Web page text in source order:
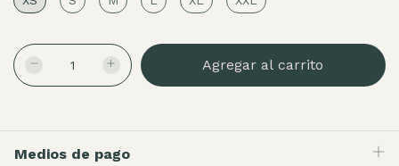
Medios de pago